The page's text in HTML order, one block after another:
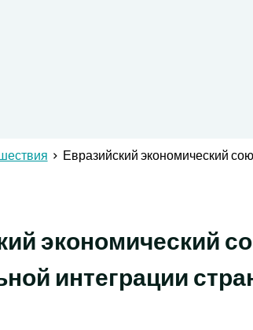
Евразийский экономический
экономический
интеграции